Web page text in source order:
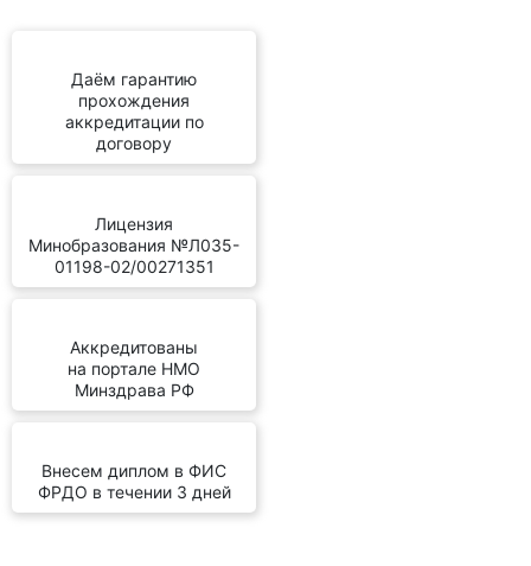
Даём гарантию
прохождения
аккредитации по
договору
Лицензия
Минобразования №Л035-
01198-02/00271351
Аккредитованы
на портале НМО
Минздрава РФ
Внесем диплом в ФИС
ФРДО в течении 3 дней